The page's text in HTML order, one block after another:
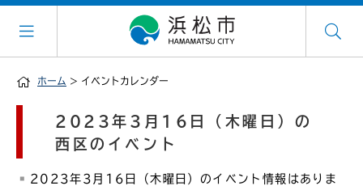
ホーム > イベントカレンダー
2023年3月16日（木曜日）の
西区のイベント
2023年3月16日（木曜日）のイベント情報はありま